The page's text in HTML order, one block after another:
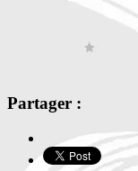
Partager :